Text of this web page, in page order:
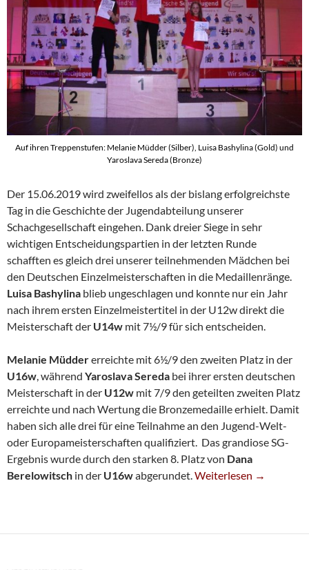
Auf ihren Treppenstufen: Melanie Müdder (Silber), Luisa Bashylina (Gold) und
Yaroslava Sereda (Bronze)
Der 15.06.2019 wird zweifellos als der bislang erfolgreichste
Tag in die Geschichte der Jugendabteilung unserer
Schachgesellschaft eingehen. Dank dreier Siege in sehr
wichtigen Entscheidungspartien in der letzten Runde
schafften es gleich drei unserer teilnehmenden Mädchen bei
den Deutschen Einzelmeisterschaften in die Medaillenränge.
Luisa Bashylina blieb ungeschlagen und konnte nur ein Jahr
nach ihrem ersten Einzelmeistertitel in der U12w direkt die
Meisterschaft der U14w mit 7½/9 für sich entscheiden.
Melanie Müddererreichte mit 6½/9 den zweiten Platz in der
U16w, während Yaroslava Sereda bei ihrer ersten deutschen
Meisterschaft in der U12w mit 7/9 den geteilten zweiten Platz
erreichte und nach Wertung die Bronzemedaille erhielt. Damit
haben sich alle drei für eine Teilnahme an den Jugend-Welt-
oder Europameisterschaften qualifiziert. Das grandiose SG-
Ergebnis wurde durch den starken 8. Platz von Dana
Berelowitsch in der U16wabgerundet.Drei Medaillen Für SG-
Weiterlesen →